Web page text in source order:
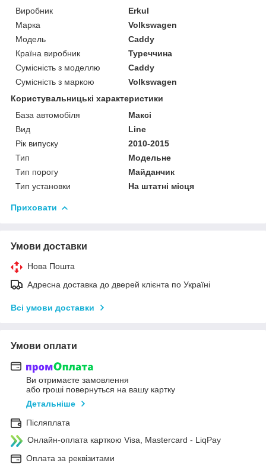
Виробник
Erkul
Марка
Volkswagen
Модель
Caddy
Країна виробник
Туреччина
Сумісність з моделлю
Caddy
Сумісність з маркою
Volkswagen
Користувальницькі характеристики
База автомобіля
Максі
Вид
Line
Рік випуску
2010-2015
Тип
Модельне
Тип порогу
Майданчик
Тип установки
На штатні місця
Приховати
Умови доставки
Нова Пошта
Адресна доставка до дверей клієнта по Україні
Всі умови доставки
Умови оплати
Ви отримаєте замовлення
або гроші повернуться на вашу картку
Детальніше
Післяплата
Онлайн-оплата карткою Visa, Mastercard - LiqPay
Оплата за реквізитами